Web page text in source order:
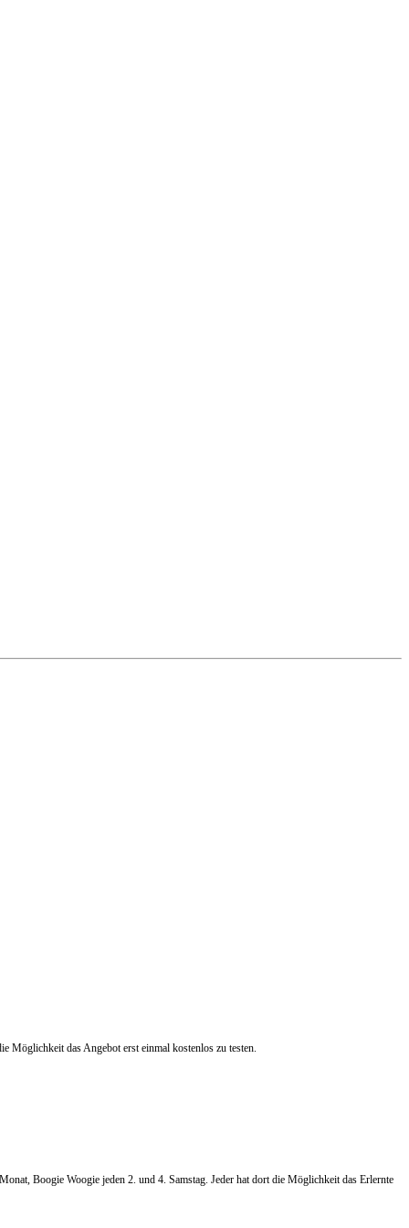
Möglichkeit das Angebot erst einmal kostenlos zu testen.
Boogie Woogie jeden 2. und 4. Samstag. Jeder hat dort die Möglichkeit das Erlernte